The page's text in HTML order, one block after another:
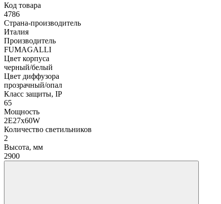
Код товара
4786
Страна-производитель
Италия
Производитель
FUMAGALLI
Цвет корпуса
черный/белый
Цвет диффузора
прозрачный/опал
Класс защиты, IP
65
Мощность
2Е27х60W
Количество светильников
2
Высота, мм
2900